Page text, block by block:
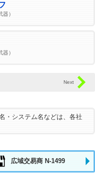
）
）
・システム名などは、各社
広域交易商 N-1499